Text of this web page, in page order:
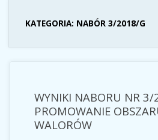
KATEGORIA: NABÓR 3/2018/G
WYNIKI NABORU NR
PROMOWANIE
WALORÓW